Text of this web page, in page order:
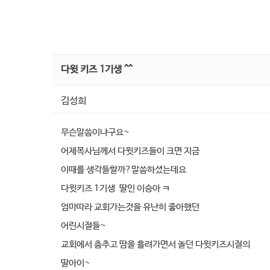
다윗 키즈 1기생 ^^
김성희
무슨말씀이냐구요~
어제목사님께서 다윗키즈들이 크면 지금
이때를 생각들할까?말씀하셨는데요
다윗키즈 1기생 딸인 이승아 ㅋ
엄마따라 교회가는것을 유난히 좋아했던
어린시절들~
교회에서 춤추고 땀을 흘려가면서 놀던 다윗키즈시절의
딸아이~